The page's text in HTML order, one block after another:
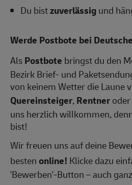
Du bistzuverlässigund
Werde Postbote bei
AlsPostbote bringst du den
Bezirk Brief- und
von keinem Wetter die Laune
Quereinsteiger, Rentneroder
uns herzlich willkommen,
bist!
Wir freuen uns auf deine
bestenonline! Klicke dazu
'Bewerben'-Button – auch